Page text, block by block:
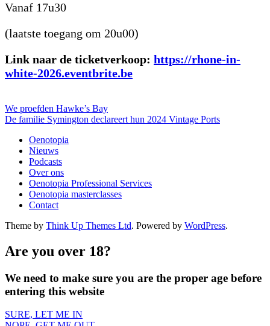
Vanaf 17u30
(laatste toegang om 20u00)
Link naar de ticketverkoop: https://rhone-in-
white-2026.eventbrite.be
We proefden Hawke’s Bay
De familie Symington declareert hun 2024 Vintage Ports
Oenotopia
Nieuws
Podcasts
Over ons
Oenotopia Professional Services
Oenotopia masterclasses
Contact
Theme by Think Up Themes Ltd. Powered by WordPress.
Are you over 18?
We need to make sure you are the proper age before
entering this website
SURE, LET ME IN